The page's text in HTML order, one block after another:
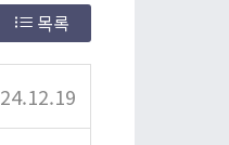
목록
24.12.19